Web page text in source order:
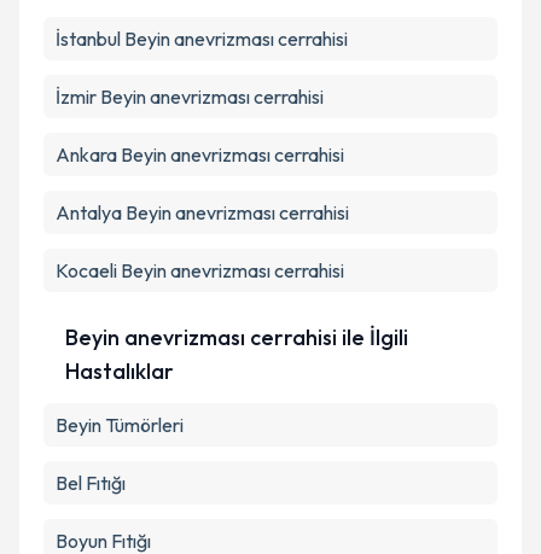
Takvim Talebini Gönder
İstanbul Beyin anevrizması cerrahisi
İzmir Beyin anevrizması cerrahisi
Ankara Beyin anevrizması cerrahisi
Antalya Beyin anevrizması cerrahisi
Kocaeli Beyin anevrizması cerrahisi
Beyin anevrizması cerrahisi ile İlgili
Hastalıklar
Beyin Tümörleri
Bel Fıtığı
Boyun Fıtığı